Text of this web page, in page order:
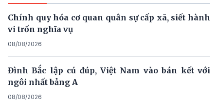
Chính quy hóa cơ quan quân sự cấp xã, siết hành
vi trốn nghĩa vụ
08/08/2026
Đình Bắc lập cú đúp, Việt Nam vào bán kết với
ngôi nhất bảng A
08/08/2026